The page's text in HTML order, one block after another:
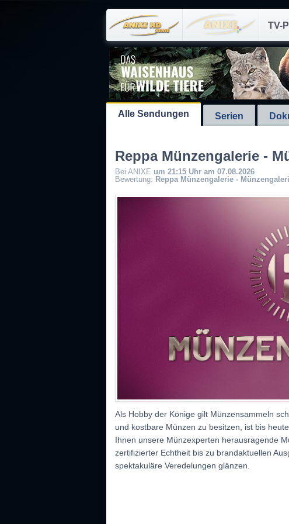
TV-
Alle Sendungen Serien
Reppa Münzengalerie -
Bei ANIXE um 21:15 Uhr am 07.08.2026
Bewertung: Reppa Münzengalerie -
Als Hobby der Könige gilt Münzensammeln
und kostbare Münzen zu besitzen, ist bis
Ihnen unsere Münzexperten herausragende
zertifizierter Echtheit bis zu brandaktuellen
spektakuläre Veredelungen glänzen.